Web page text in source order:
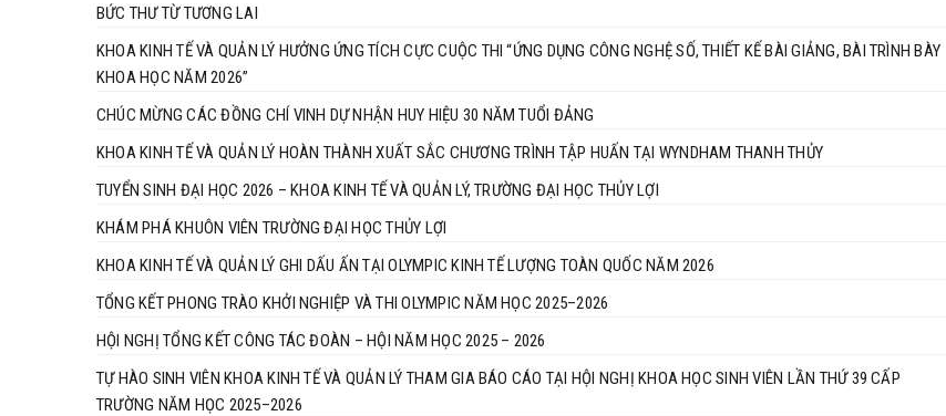
BỨC THƯ TỪ TƯƠNG LAI
KHOA KINH TẾ VÀ QUẢN LÝ HƯỞNG ỨNG TÍCH CỰC CUỘC THI “ỨNG DỤNG CÔNG NGHỆ SỐ, THIẾT KẾ BÀI GIẢNG, BÀI TRÌNH BÀY
KHOA HỌC NĂM 2026”
CHÚC MỪNG CÁC ĐỒNG CHÍ VINH DỰ NHẬN HUY HIỆU 30 NĂM TUỔI ĐẢNG
KHOA KINH TẾ VÀ QUẢN LÝ HOÀN THÀNH XUẤT SẮC CHƯƠNG TRÌNH TẬP HUẤN TẠI WYNDHAM THANH THỦY
TUYỂN SINH ĐẠI HỌC 2026 – KHOA KINH TẾ VÀ QUẢN LÝ, TRƯỜNG ĐẠI HỌC THỦY LỢI
KHÁM PHÁ KHUÔN VIÊN TRƯỜNG ĐẠI HỌC THỦY LỢI
KHOA KINH TẾ VÀ QUẢN LÝ GHI DẤU ẤN TẠI OLYMPIC KINH TẾ LƯỢNG TOÀN QUỐC NĂM 2026
TỔNG KẾT PHONG TRÀO KHỞI NGHIỆP VÀ THI OLYMPIC NĂM HỌC 2025–2026
HỘI NGHỊ TỔNG KẾT CÔNG TÁC ĐOÀN – HỘI NĂM HỌC 2025 – 2026
TỰ HÀO SINH VIÊN KHOA KINH TẾ VÀ QUẢN LÝ THAM GIA BÁO CÁO TẠI HỘI NGHỊ KHOA HỌC SINH VIÊN LẦN THỨ 39 CẤP
TRƯỜNG NĂM HỌC 2025–2026